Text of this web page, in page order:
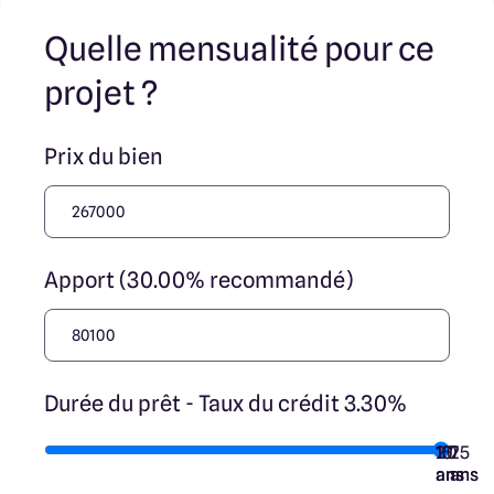
Quelle mensualité pour ce
projet ?
Prix du bien
Apport (30.00% recommandé)
Durée du prêt - Taux du crédit 3.30%
7
ans
10
ans
15
ans
20
ans
25
ans